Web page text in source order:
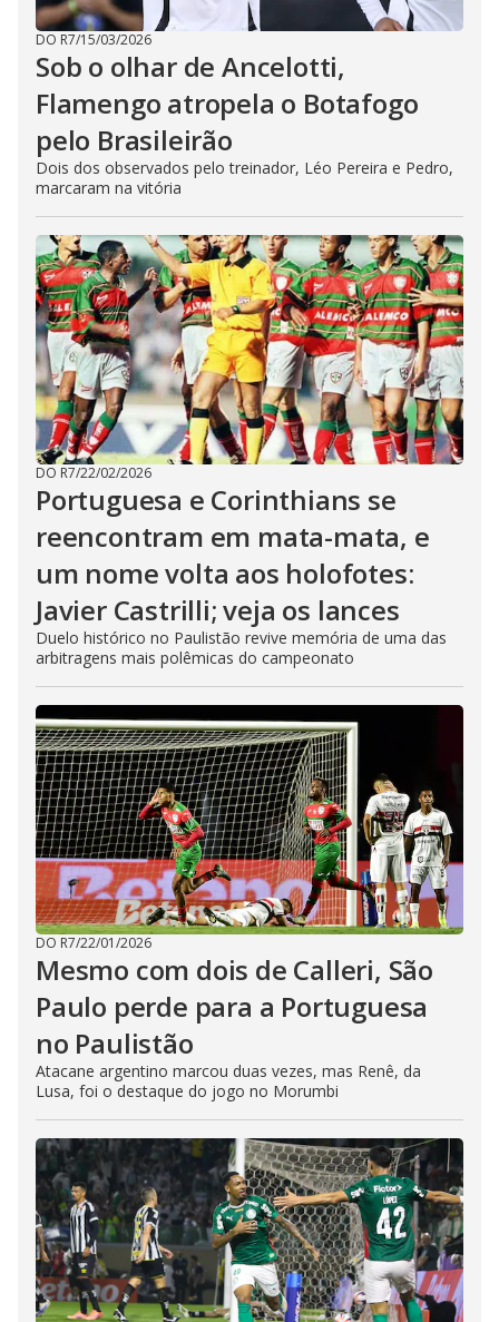
DO R7/15/03/2026
Sob o olhar de Ancelotti,
Flamengo atropela o Botafogo
pelo Brasileirão
Dois dos observados pelo treinador, Léo Pereira e Pedro,
marcaram na vitória
DO R7/22/02/2026
Portuguesa e Corinthians se
reencontram em mata-mata, e
um nome volta aos holofotes:
Javier Castrilli; veja os lances
Duelo histórico no Paulistão revive memória de uma das
arbitragens mais polêmicas do campeonato
DO R7/22/01/2026
Mesmo com dois de Calleri, São
Paulo perde para a Portuguesa
no Paulistão
Atacane argentino marcou duas vezes, mas Renê, da
Lusa, foi o destaque do jogo no Morumbi